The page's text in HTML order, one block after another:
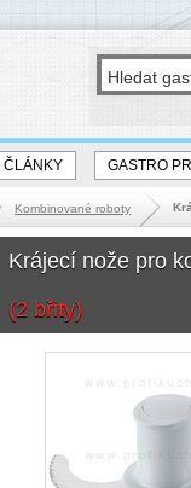
ČLÁNKY GASTRO
Kombinované roboty
Krájecí nože pro
(2 břity)